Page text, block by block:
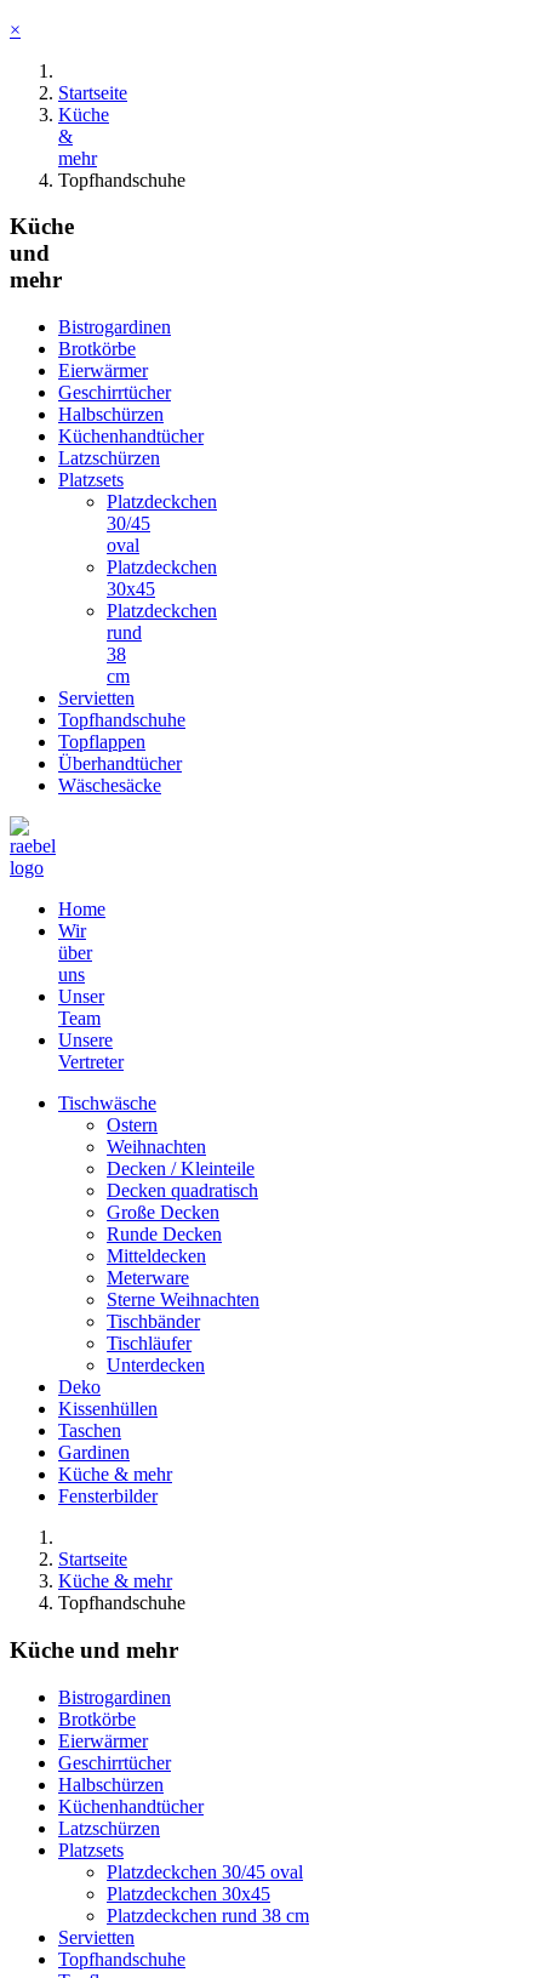
×
Startseite
Küche
&
mehr
Topfhandschuhe
Küche
und
mehr
Bistrogardinen
Brotkörbe
Eierwärmer
Geschirrtücher
Halbschürzen
Küchenhandtücher
Latzschürzen
Platzsets
Platzdeckchen
30/45
oval
Platzdeckchen
30x45
Platzdeckchen
rund
38
cm
Servietten
Topfhandschuhe
Topflappen
Überhandtücher
Wäschesäcke
Home
Wir
über
uns
Unser
Team
Unsere
Vertreter
Tischwäsche
Ostern
Weihnachten
Decken / Kleinteile
Decken quadratisch
Große Decken
Runde Decken
Mitteldecken
Meterware
Sterne Weihnachten
Tischbänder
Tischläufer
Unterdecken
Deko
Kissenhüllen
Taschen
Gardinen
Küche & mehr
Fensterbilder
Startseite
Küche & mehr
Topfhandschuhe
Küche und mehr
Bistrogardinen
Brotkörbe
Eierwärmer
Geschirrtücher
Halbschürzen
Küchenhandtücher
Latzschürzen
Platzsets
Platzdeckchen 30/45 oval
Platzdeckchen 30x45
Platzdeckchen rund 38 cm
Servietten
Topfhandschuhe